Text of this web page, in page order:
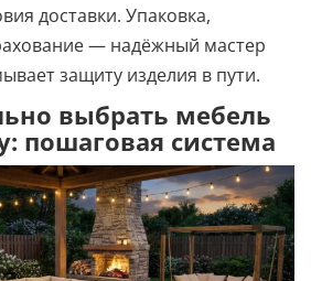
доставки. Упаковка,
— надёжный мастер
защиту изделия в пути.
выбрать мебель
пошаговая система